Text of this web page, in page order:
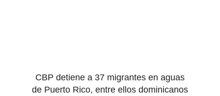
CBP detiene a 37 migrantes en aguas
de Puerto Rico, entre ellos dominicanos